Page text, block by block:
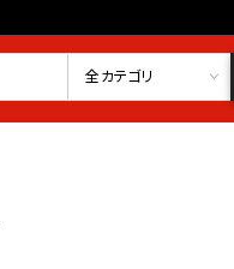
全カテゴリ